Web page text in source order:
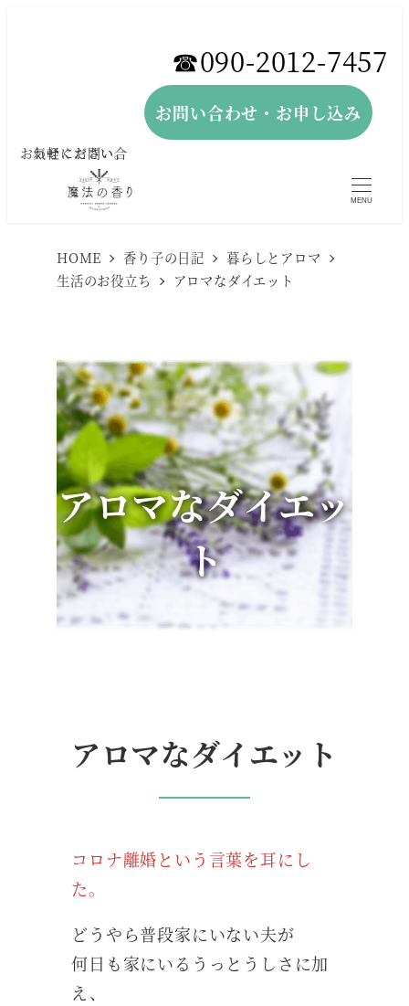
☎︎090-2012-7457
お問い合わせ・お申し込み
お気軽にお問い合わせください。
MENU
HOME 香り子の日記
暮らしとアロマ
生活のお役立ち
アロマなダイエット
アロマなダイエッ
ト
アロマなダイエット
コロナ離婚という言葉を耳にし
た。
どうやら普段家にいない夫が
何日も家にいるうっとうしさに加
え、